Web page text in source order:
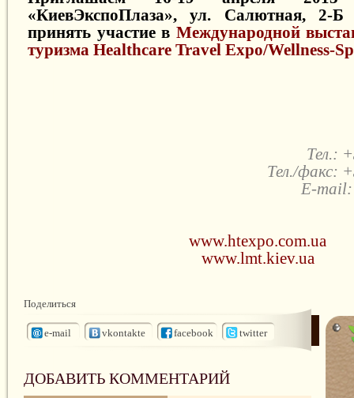
«КиевЭкспоПлаза», ул. Салютная, 2-
принять участие в Международной
туризма Healthcare Travel Expo/Wellness-
Тел.:
Тел./факс:
E-mail:
www.htexpo.com.ua
www.lmt.kiev.ua
Поделиться
e-mail vkontakte facebook twitter
ДОБАВИТЬ КОММЕНТАРИЙ